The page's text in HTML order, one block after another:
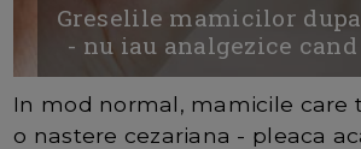
Greselile mamicilor
- nu iau analgezice
In mod normal, mamicile care
o nastere cezariana - pleaca